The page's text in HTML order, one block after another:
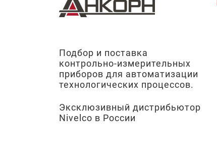
Подбор и поставка
контрольно-измерительных
приборов для автоматизации
технологических процессов.
Эксклюзивный дистрибьютор
Nivelco в России